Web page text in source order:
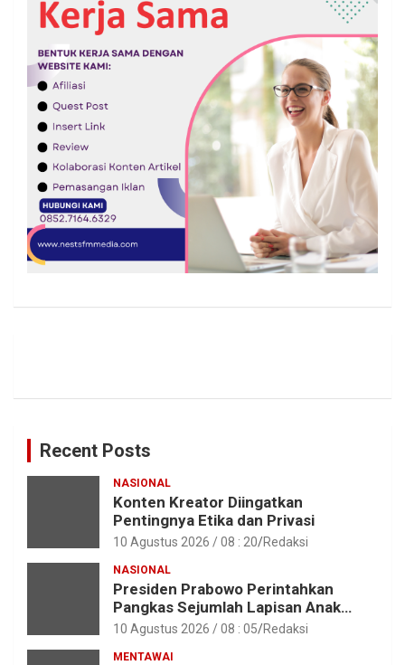
Recent Posts
NASIONAL
Konten Kreator Diingatkan
Pentingnya Etika dan Privasi
10 Agustus 2026 / 08 : 20 Redaksi
NASIONAL
Presiden Prabowo Perintahkan
Pangkas Sejumlah Lapisan Anak
Perusahaan BUMN
10 Agustus 2026 / 08 : 05 Redaksi
MENTAWAI